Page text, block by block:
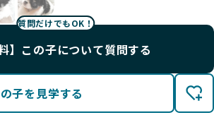
質問だけでもOK！
料】この子について質問する
子を見学する